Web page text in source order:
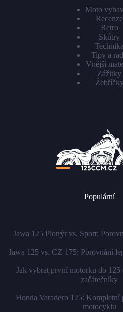
Moto
Recenze
Retro
Skútry
Technika
Tipy a
Vnější
Zážitky
Populární
Jawa 125 Pionýr vs. Sport:
Jawa 125 vs. CZ 175: Porovnání
Jak vybrat první motorku do 125
začátečníky
Honda Varadero 125: Kompletní
motocyklu